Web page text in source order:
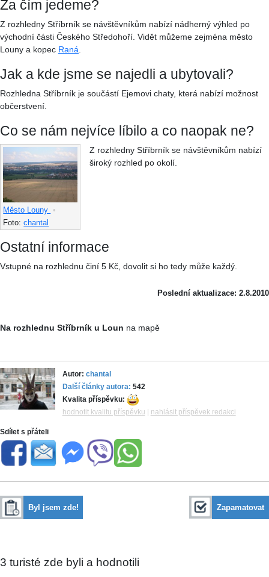
Za čím jedeme?
Z rozhledny Stříbrník se návštěvníkům nabízí nádherný výhled po
východní části Českého Středohoří. Vidět můžeme zejména město
Louny a kopec Raná
Jak a kde jsme se najedli a ubytovali?
Rozhledna Stříbrník je součástí Ejemovi chaty, která nabízí možnost
občerstvení.
Co se nám nejvíce líbilo a co naopak ne?
Město Louny •
Foto:chantal
Z rozhledny Stříbrník se návštěvníkům nabízí
široký rozhled po okolí.
Ostatní informace
Vstupné na rozhlednu činí 5 Kč, dovolit si ho tedy může každý.
Poslední aktualizace: 2.8.2010
Na rozhlednu Stříbrník u Loun na mapě
Autor: chantal
Další články autora: 542
Kvalita příspěvku:
hodnotit kvalitu příspěvku
nahlásit příspěvek redakci
Sdílet s přáteli
Byl jsem zde! Zapamatovat
3 turisté zde byli a hodnotili